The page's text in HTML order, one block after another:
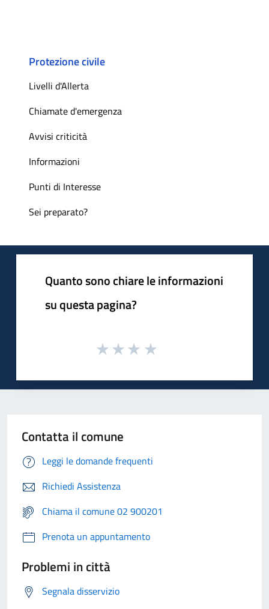
Protezione civile
Livelli d'Allerta
Chiamate d'emergenza
Avvisi criticità
Informazioni
Punti di Interesse
Sei preparato?
Quanto sono chiare le informazioni
su questa pagina?
Contatta il comune
Leggi le domande frequenti
Richiedi Assistenza
Chiama il comune 02 900201
Prenota un appuntamento
Problemi in città
Segnala disservizio